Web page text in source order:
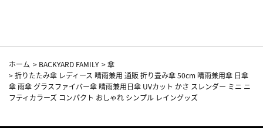
ホーム > BACKYARD FAMILY >傘
>折りたたみ傘 レディース 晴雨兼用 通販 折り畳み傘 50cm 晴雨兼用傘 日傘
傘 雨傘 グラスファイバー傘 晴雨兼用日傘 UVカット かさ スレンダー ミニ ニ
フティカラーズ コンパクト おしゃれ シンプル レイングッズ